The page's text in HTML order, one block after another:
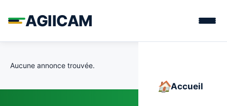
AGIICAM
Accueil
Aucune annonce trouvée.